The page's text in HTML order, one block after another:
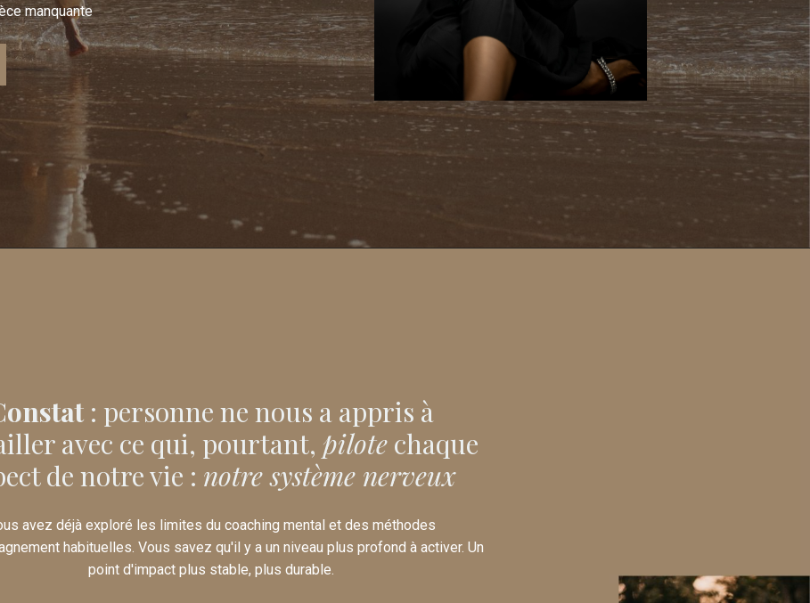
manquante
: personne ne nous a appris à
avec ce qui, pourtant, pilotechaque
de notre vie : notre système nerveux
avez déjà exploré les limites du coaching mental et des méthodes
habituelles. Vous savez qu'il y a un niveau plus profond à activer. Un
point d'impact plus stable, plus durable.